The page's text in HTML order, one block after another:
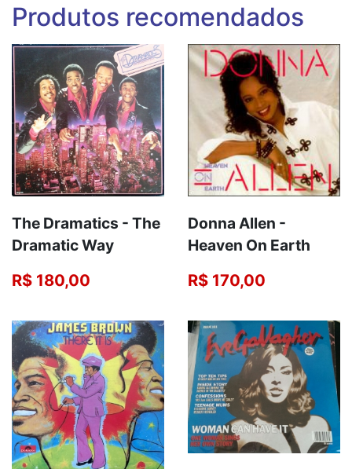
Produtos recomendados
The Dramatics - The
Dramatic Way
R$ 180,00
Donna Allen ‎-
Heaven On Earth
R$ 170,00